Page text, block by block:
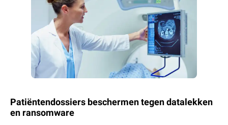
Patiëntendossiers beschermen tegen datalekken
en ransomware